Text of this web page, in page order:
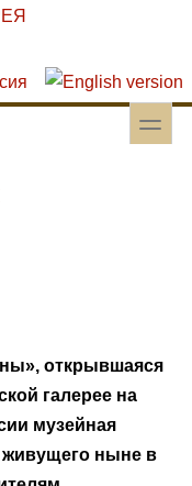
toggle
открывшаяся
галерее на
музейная
живущего ныне в